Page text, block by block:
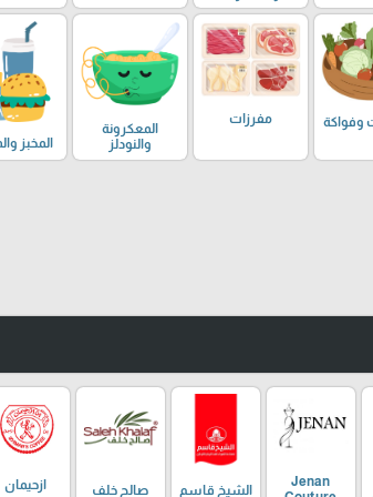
وفواكة مفرزات
المعكرونة
والنودلز
المخبز
Jenan
الشيخ قاسم صالح خلف ازحيمان